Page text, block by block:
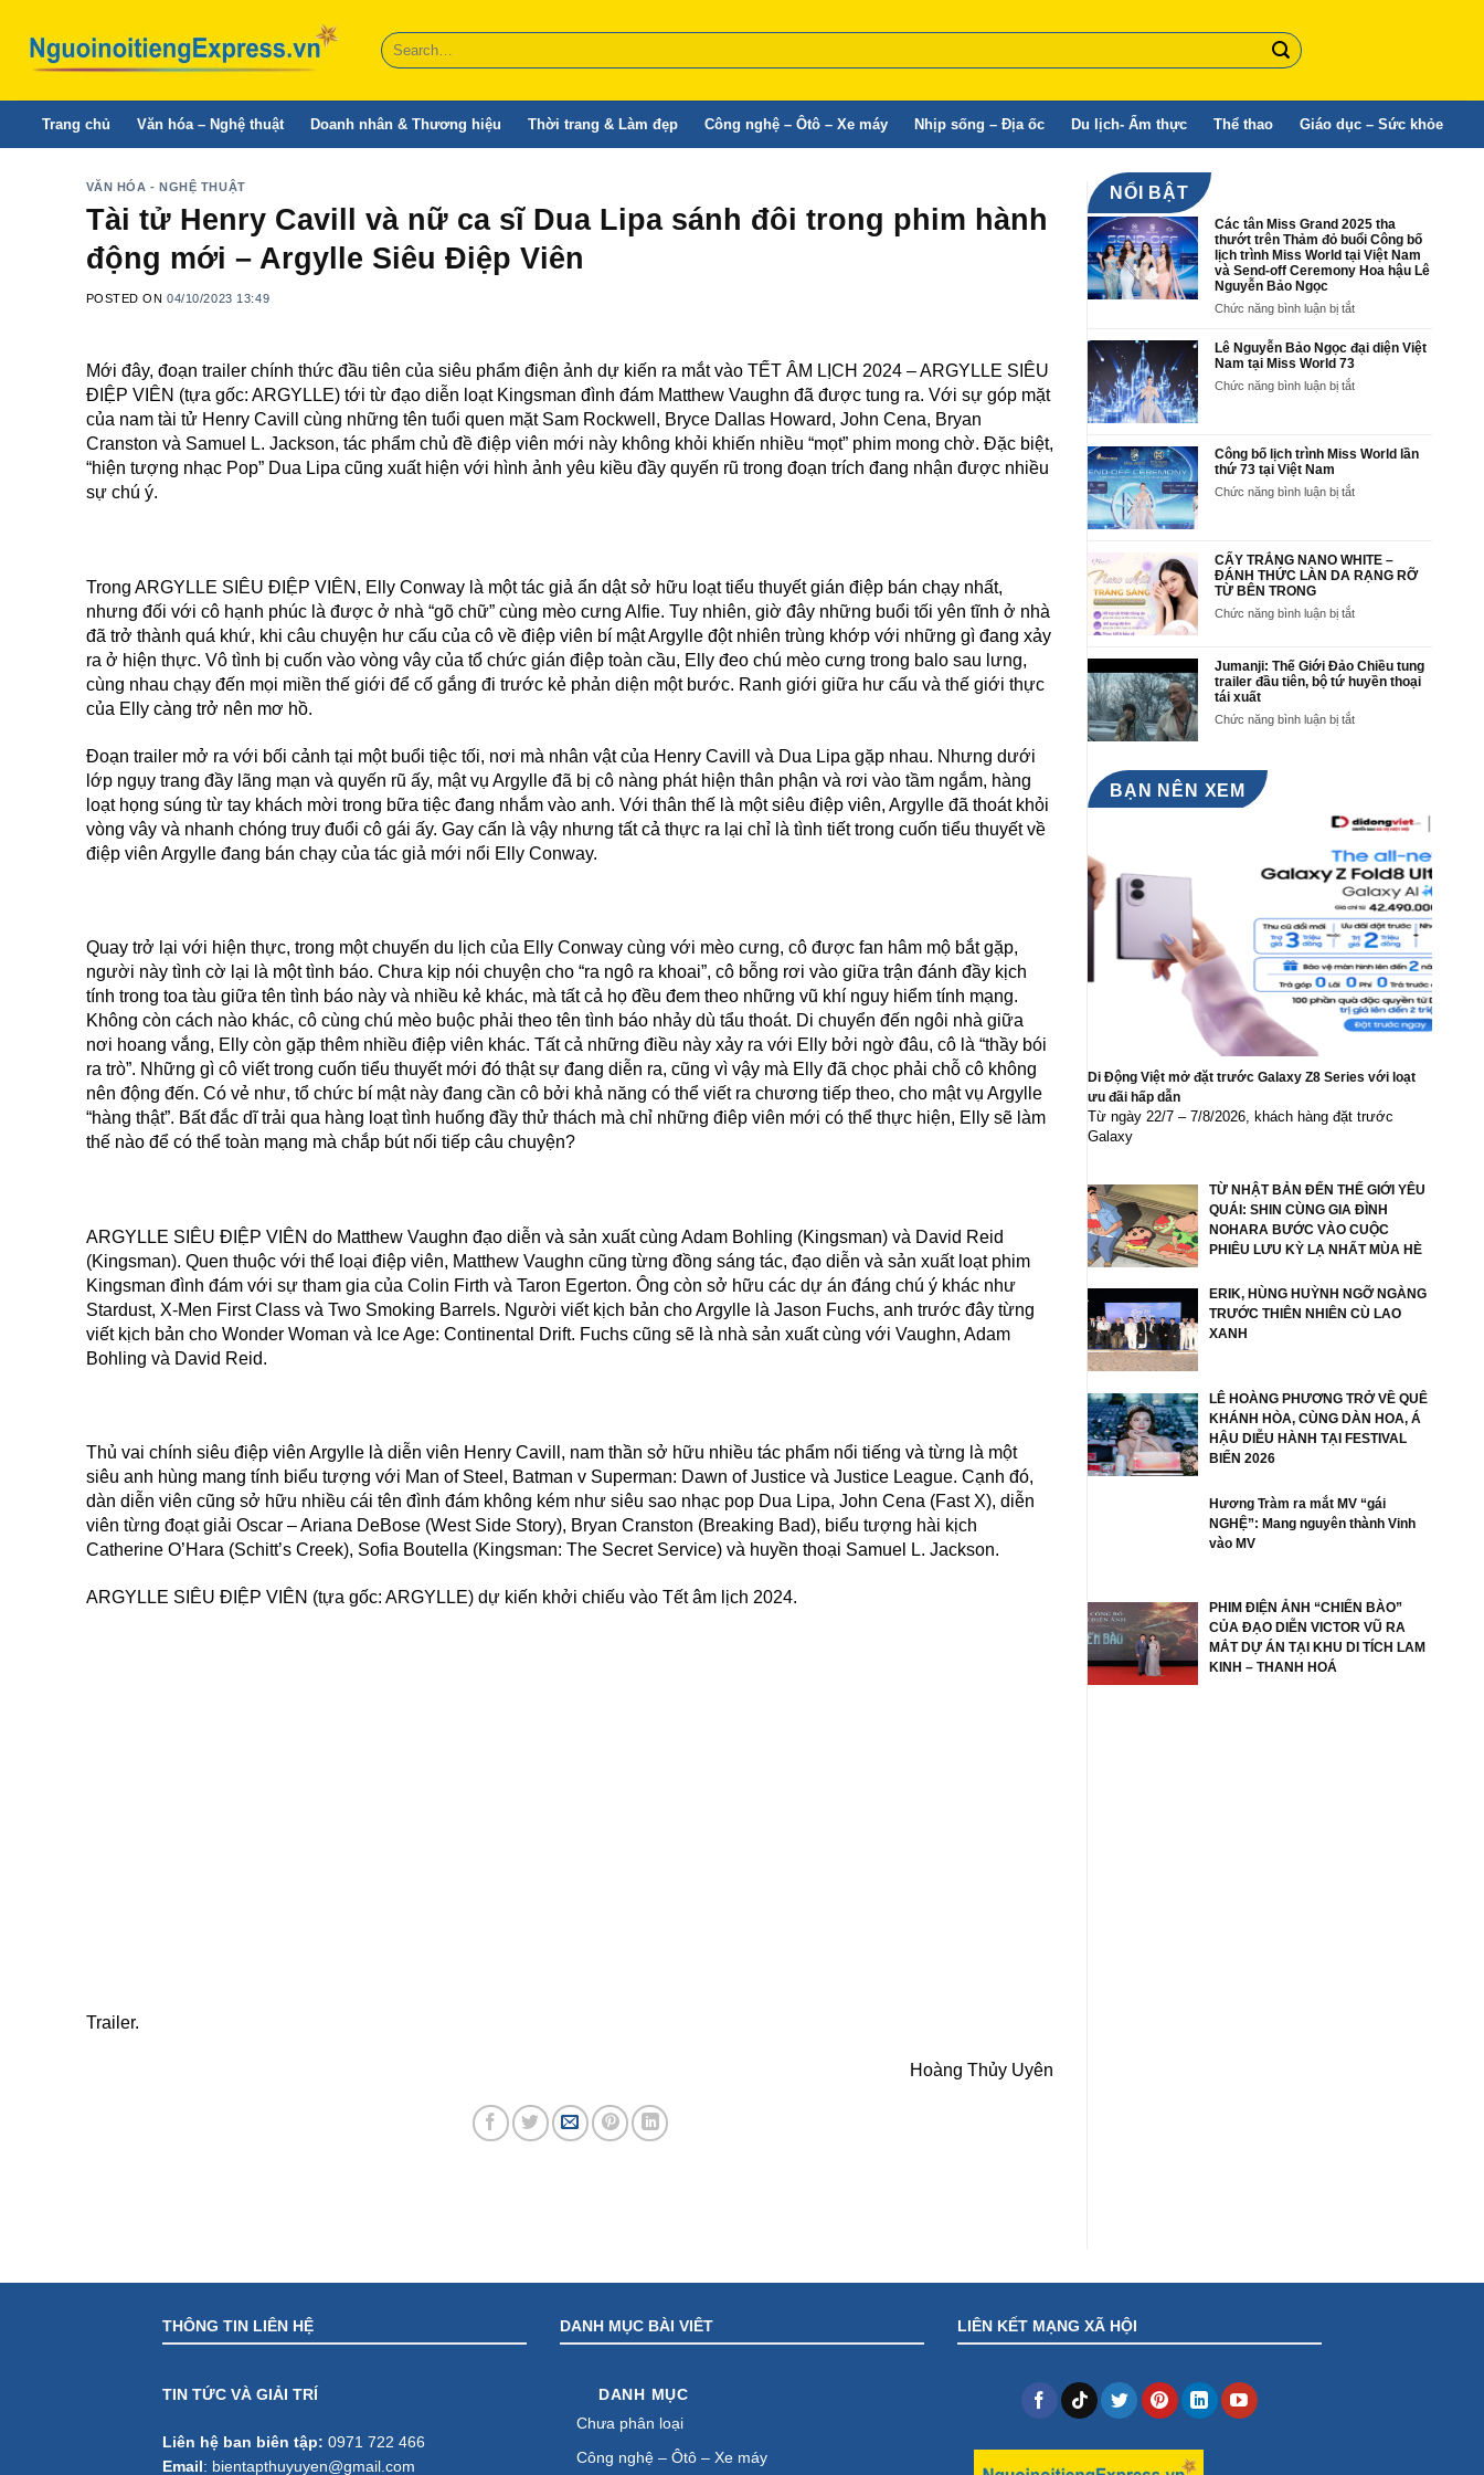
content
Trang chủ Văn hóa – Nghệ thuật Doanh nhân & Thương hiệu Thời trang & Làm đẹp Công nghệ – Ôtô – Xe máy Nhịp sống – Địa ốc Du lịch- Ẩm thực Thể thao Giáo dục – Sức khỏe
VĂN HÓA - NGHỆ THUẬT
Tài tử Henry Cavill và nữ ca sĩ Dua Lipa sánh đôi trong phim hành
động mới – Argylle Siêu Điệp Viên
POSTED ON04/10/2023 13:49
Mới đây, đoạn trailer chính thức đầu tiên của siêu phẩm điện ảnh dự kiến ra mắt vào TẾT ÂM LỊCH 2024 – ARGYLLE SIÊU
ĐIỆP VIÊN (tựa gốc: ARGYLLE) tới từ đạo diễn loạt Kingsman đình đám Matthew Vaughn đã được tung ra. Với sự góp mặt
của nam tài tử Henry Cavill cùng những tên tuổi quen mặt Sam Rockwell, Bryce Dallas Howard, John Cena, Bryan
Cranston và Samuel L. Jackson, tác phẩm chủ đề điệp viên mới này không khỏi khiến nhiều “mọt” phim mong chờ. Đặc biệt,
“hiện tượng nhạc Pop” Dua Lipa cũng xuất hiện với hình ảnh yêu kiều đầy quyến rũ trong đoạn trích đang nhận được nhiều
sự chú ý.
Trong ARGYLLE SIÊU ĐIỆP VIÊN, Elly Conway là một tác giả ẩn dật sở hữu loạt tiểu thuyết gián điệp bán chạy nhất,
nhưng đối với cô hạnh phúc là được ở nhà “gõ chữ” cùng mèo cưng Alfie. Tuy nhiên, giờ đây những buổi tối yên tĩnh ở nhà
đã trở thành quá khứ, khi câu chuyện hư cấu của cô về điệp viên bí mật Argylle đột nhiên trùng khớp với những gì đang xảy
ra ở hiện thực. Vô tình bị cuốn vào vòng vây của tổ chức gián điệp toàn cầu, Elly đeo chú mèo cưng trong balo sau lưng,
cùng nhau chạy đến mọi miền thế giới để cố gắng đi trước kẻ phản diện một bước. Ranh giới giữa hư cấu và thế giới thực
của Elly càng trở nên mơ hồ.
Đoạn trailer mở ra với bối cảnh tại một buổi tiệc tối, nơi mà nhân vật của Henry Cavill và Dua Lipa gặp nhau. Nhưng dưới
lớp ngụy trang đầy lãng mạn và quyến rũ ấy, mật vụ Argylle đã bị cô nàng phát hiện thân phận và rơi vào tầm ngắm, hàng
loạt họng súng từ tay khách mời trong bữa tiệc đang nhắm vào anh. Với thân thế là một siêu điệp viên, Argylle đã thoát khỏi
vòng vây và nhanh chóng truy đuổi cô gái ấy. Gay cấn là vậy nhưng tất cả thực ra lại chỉ là tình tiết trong cuốn tiểu thuyết về
điệp viên Argylle đang bán chạy của tác giả mới nổi Elly Conway.
Quay trở lại với hiện thực, trong một chuyến du lịch của Elly Conway cùng với mèo cưng, cô được fan hâm mộ bắt gặp,
người này tình cờ lại là một tình báo. Chưa kịp nói chuyện cho “ra ngô ra khoai”, cô bỗng rơi vào giữa trận đánh đầy kịch
tính trong toa tàu giữa tên tình báo này và nhiều kẻ khác, mà tất cả họ đều đem theo những vũ khí nguy hiểm tính mạng.
Không còn cách nào khác, cô cùng chú mèo buộc phải theo tên tình báo nhảy dù tẩu thoát. Di chuyển đến ngôi nhà giữa
nơi hoang vắng, Elly còn gặp thêm nhiều điệp viên khác. Tất cả những điều này xảy ra với Elly bởi ngờ đâu, cô là “thầy bói
ra trò”. Những gì cô viết trong cuốn tiểu thuyết mới đó thật sự đang diễn ra, cũng vì vậy mà Elly đã chọc phải chỗ cô không
nên động đến. Có vẻ như, tổ chức bí mật này đang cần cô bởi khả năng có thể viết ra chương tiếp theo, cho mật vụ Argylle
“hàng thật”. Bất đắc dĩ trải qua hàng loạt tình huống đầy thử thách mà chỉ những điêp viên mới có thể thực hiện, Elly sẽ làm
thế nào để có thể toàn mạng mà chắp bút nối tiếp câu chuyện?
ARGYLLE SIÊU ĐIỆP VIÊN do Matthew Vaughn đạo diễn và sản xuất cùng Adam Bohling (Kingsman) và David Reid
(Kingsman). Quen thuộc với thể loại điệp viên, Matthew Vaughn cũng từng đồng sáng tác, đạo diễn và sản xuất loạt phim
Kingsman đình đám với sự tham gia của Colin Firth và Taron Egerton. Ông còn sở hữu các dự án đáng chú ý khác như
Stardust, X-Men First Class và Two Smoking Barrels. Người viết kịch bản cho Argylle là Jason Fuchs, anh trước đây từng
viết kịch bản cho Wonder Woman và Ice Age: Continental Drift. Fuchs cũng sẽ là nhà sản xuất cùng với Vaughn, Adam
Bohling và David Reid.
Thủ vai chính siêu điệp viên Argylle là diễn viên Henry Cavill, nam thần sở hữu nhiều tác phẩm nổi tiếng và từng là một
siêu anh hùng mang tính biểu tượng với Man of Steel, Batman v Superman: Dawn of Justice và Justice League. Cạnh đó,
dàn diễn viên cũng sở hữu nhiều cái tên đình đám không kém như siêu sao nhạc pop Dua Lipa, John Cena (Fast X), diễn
viên từng đoạt giải Oscar – Ariana DeBose (West Side Story), Bryan Cranston (Breaking Bad), biểu tượng hài kịch
Catherine O’Hara (Schitt’s Creek), Sofia Boutella (Kingsman: The Secret Service) và huyền thoại Samuel L. Jackson.
ARGYLLE SIÊU ĐIỆP VIÊN (tựa gốc: ARGYLLE) dự kiến khởi chiếu vào Tết âm lịch 2024.
Trailer.
Hoàng Thủy Uyên
NỔI BẬT
Các tân Miss Grand 2025 tha
thướt trên Thảm đỏ buổi Công bố
lịch trình Miss World tại Việt Nam
và Send-off Ceremony Hoa hậu Lê
Nguyễn Bảo Ngọc
Chức năng bình luận bị tắtở
tân
Miss
2025
Thảm
buổi
trình
Miss
Việt
Send-
off
Hoa
Lê Nguyễn Bảo Ngọc đại diện Việt
Nam tại Miss World 73
Chức năng bình luận bị tắtở
Ngọc
Việt
World
73
Công bố lịch trình Miss World lần
thứ 73 tại Việt Nam
Chức năng bình luận bị tắtở
trình
Miss
Việt
Nam
CẤY TRẮNG NANO WHITE –
ĐÁNH THỨC LÀN DA RẠNG RỠ
TỪ BÊN TRONG
Chức năng bình luận bị tắtở
NANO
WHITE
THỨC
BÊN
Jumanji: Thế Giới Đảo Chiều tung
trailer đầu tiên, bộ tứ huyền thoại
tái xuất
Chức năng bình luận bị tắtở
tung
trailer
đầu
tiên,
bộ
tứ
huyền
thoại
tái
xuất
BẠN NÊN XEM
Di Động Việt mở đặt trước Galaxy Z8 Series với loạt
ưu đãi hấp dẫn
Từ ngày 22/7 – 7/8/2026, khách hàng đặt trước
Galaxy
TỪ NHẬT BẢN ĐẾN THẾ GIỚI YÊU
QUÁI: SHIN CÙNG GIA ĐÌNH
NOHARA BƯỚC VÀO CUỘC
PHIÊU LƯU KỲ LẠ NHẤT MÙA HÈ
ERIK, HÙNG HUỲNH NGỠ NGÀNG
TRƯỚC THIÊN NHIÊN CÙ LAO
XANH
LÊ HOÀNG PHƯƠNG TRỞ VỀ QUÊ
KHÁNH HÒA, CÙNG DÀN HOA, Á
HẬU DIỄU HÀNH TẠI FESTIVAL
BIỂN 2026
Hương Tràm ra mắt MV “gái
NGHỆ”: Mang nguyên thành Vinh
vào MV
PHIM ĐIỆN ẢNH “CHIẾN BÀO”
CỦA ĐẠO DIỄN VICTOR VŨ RA
MẮT DỰ ÁN TẠI KHU DI TÍCH LAM
KINH – THANH HOÁ
THÔNG TIN LIÊN HỆ
TIN TỨC VÀ GIẢI TRÍ
Liên hệ ban biên tập: 0971 722 466
Email: bientapthuyuyen@gmail.com
DANH MỤC BÀI VIÊT
DANH MỤC
Chưa phân loại
Công nghệ – Ôtô – Xe máy
LIÊN KẾT MẠNG XÃ HỘI